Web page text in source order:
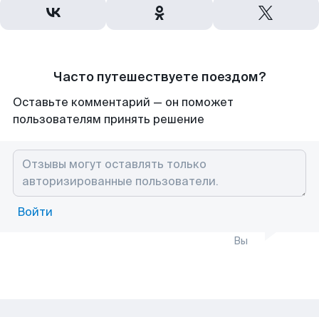
Часто путешествуете поездом?
Оставьте комментарий — он поможет
пользователям принять решение
Войти
Вы